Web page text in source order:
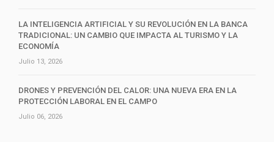
LA INTELIGENCIA ARTIFICIAL Y SU REVOLUCIÓN EN LA BANCA
TRADICIONAL: UN CAMBIO QUE IMPACTA AL TURISMO Y LA
ECONOMÍA
Julio 13, 2026
DRONES Y PREVENCIÓN DEL CALOR: UNA NUEVA ERA EN LA
PROTECCIÓN LABORAL EN EL CAMPO
Julio 06, 2026